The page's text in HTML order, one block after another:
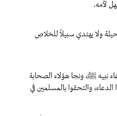
لأمه.
ولا يهتدي سبيلاً للخلاص
نبيه ﷺ، ونجا هؤلاء الصحابة
والتحقوا بالمسلمين في